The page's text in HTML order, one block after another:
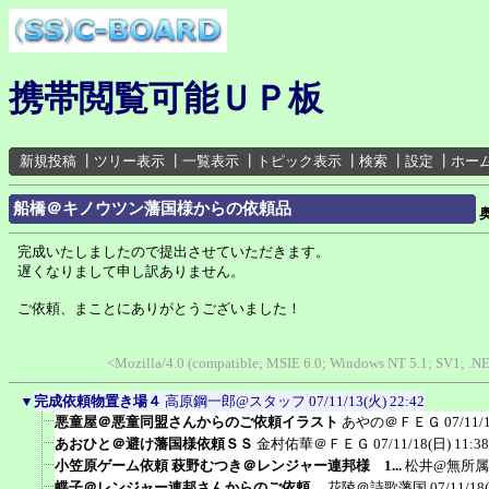
携帯閲覧可能ＵＰ板
新規投稿 ツリー表示 一覧表示 トピック表示 検索 設定 ホー
船橋＠キノウツン藩国様からの依頼品
完成いたしましたので提出させていただきます。
遅くなりまして申し訳ありません。
ご依頼、まことにありがとうございました！
<Mozilla/4.0 (compatible; MSIE 6.0; Windows NT 5.1; SV1;
▼ 完成依頼物置き場４ 高原鋼一郎@スタッフ 07/11/13(火) 22:42
悪童屋＠悪童同盟さんからのご依頼イラスト あやの＠ＦＥＧ 07/11/
あおひと＠避け藩国様依頼ＳＳ 金村佑華＠ＦＥＧ 07/11/18(日) 11:38
小笠原ゲーム依頼 萩野むつき＠レンジャー連邦様 1... 松井@無所属